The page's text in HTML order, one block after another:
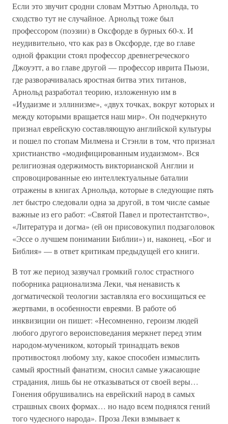
Если это звучит сродни словам Мэттью Арнольда, то
сходство тут не случайное. Арнольд тоже был
профессором (поэзии) в Оксфорде в бурных 60-х. И
неудивительно, что как раз в Оксфорде, где во главе
одной фракции стоял профессор древнегреческого
Джоуэтт, а во главе другой — профессор иврита Пьюзи,
где разворачивалась яростная битва этих титанов,
Арнольд разработал теорию, изложенную им в
«Иудаизме и эллинизме», «двух точках, вокруг которых и
между которыми вращается наш мир». Он подчеркнуто
признал еврейскую составляющую английской культуры
и пошел по стопам Милмена и Стэнли в том, что признал
христианство «модифицированным иудаизмом». Вся
религиозная одержимость викторианской Англии и
спровоцированные ею интеллектуальные баталии
отражены в книгах Арнольда, которые в следующие пять
лет быстро следовали одна за другой, в том числе самые
важные из его работ: «Святой Павел и протестантство»,
«Литература и догма» (ей он присовокупил подзаголовок
«Эссе о лучшем понимании Библии») и, наконец, «Бог и
Библия» — в ответ критикам предыдущей его книги.
В тот же период зазвучал громкий голос страстного
поборника рационализма Леки, чья ненависть к
догматической теологии заставляла его восхищаться ее
жертвами, в особенности евреями. В работе об
инквизиции он пишет: «Несомненно, героизм людей
любого другого вероисповедания меркнет перед этим
народом-мучеником, который тринадцать веков
противостоял любому злу, какое способен измыслить
самый яростный фанатизм, сносил самые ужасающие
страдания, лишь бы не отказываться от своей веры…
Гонения обрушивались на еврейский народ в самых
страшных своих формах… но надо всем поднялся гений
того чудесного народа». Проза Леки взмывает к